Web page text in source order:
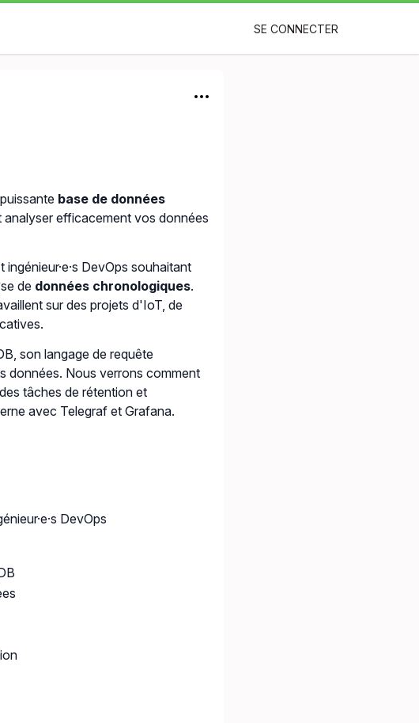
SE CONNECTER
base de données
efficacement vos données
DevOps souhaitant
de données chronologiques.
sur des projets d'IoT, de
son langage de requête
données. Nous verrons comment
tâches de rétention et
avec Telegraf et Grafana.
DevOps